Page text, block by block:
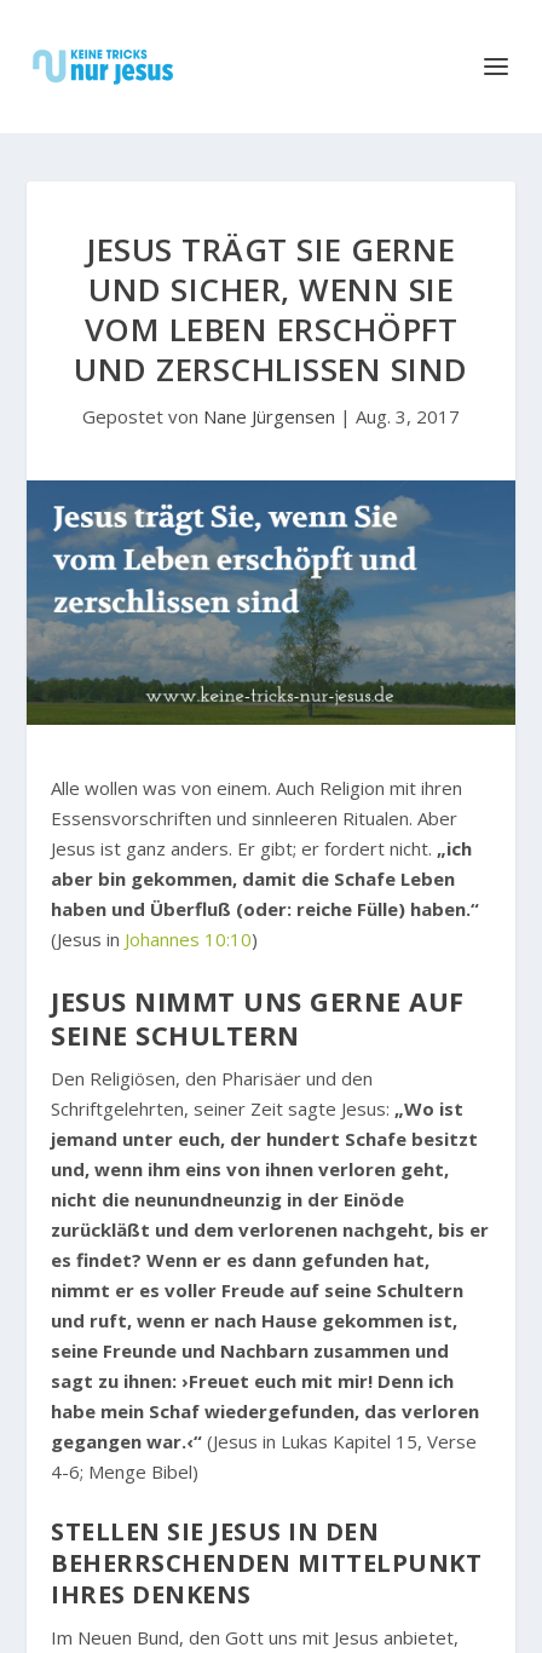
JESUS TRÄGT SIE GERNE
UND SICHER, WENN SIE
VOM LEBEN ERSCHÖPFT
UND ZERSCHLISSEN SIND
Gepostet von Nane Jürgensen | Aug. 3, 2017
Alle wollen was von einem. Auch Religion mit ihren
Essensvorschriften und sinnleeren Ritualen. Aber
Jesus ist ganz anders. Er gibt; er fordert nicht. „ich
aber bin gekommen, damit die Schafe Leben
haben und Überfluß (oder: reiche Fülle) haben.“
(Jesus in Johannes 10:10)
JESUS NIMMT UNS GERNE AUF
SEINE SCHULTERN
Den Religiösen, den Pharisäer und den
Schriftgelehrten, seiner Zeit sagte Jesus: „Wo ist
jemand unter euch, der hundert Schafe besitzt
und, wenn ihm eins von ihnen verloren geht,
nicht die neunundneunzig in der Einöde
zurückläßt und dem verlorenen nachgeht, bis er
es findet? Wenn er es dann gefunden hat,
nimmt er es voller Freude auf seine Schultern
und ruft, wenn er nach Hause gekommen ist,
seine Freunde und Nachbarn zusammen und
sagt zu ihnen: ›Freuet euch mit mir! Denn ich
habe mein Schaf wiedergefunden, das verloren
gegangen war.‹“ (Jesus in Lukas Kapitel 15, Verse
4-6; Menge Bibel)
STELLEN SIE JESUS IN DEN
BEHERRSCHENDEN MITTELPUNKT
IHRES DENKENS
Im Neuen Bund, den Gott uns mit Jesus anbietet,